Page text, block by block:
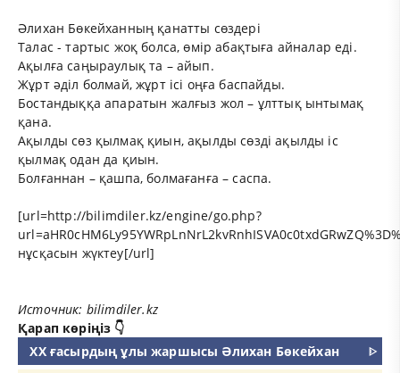
Әлихан Бөкейханның қанатты сөздері
Талас - тартыс жоқ болса, өмір абақтыға айналар еді.
Ақылға саңыраулық та – айып.
Жұрт әділ болмай, жұрт ісі оңға баспайды.
Бостандыққа апаратын жалғыз жол – ұлттық ынтымақ
қана.
Ақылды сөз қылмақ қиын, ақылды сөзді ақылды іс
қылмақ одан да қиын.
Болғаннан – қашпа, болмағанға – саспа.
[url=http://bilimdiler.kz/engine/go.php?
нұсқасын жүктеу[/url]
Источник: bilimdiler.kz
Қарап көріңіз 👇
ХХ ғасырдың ұлы жаршысы Әлихан Бөкейхан
ᐈ